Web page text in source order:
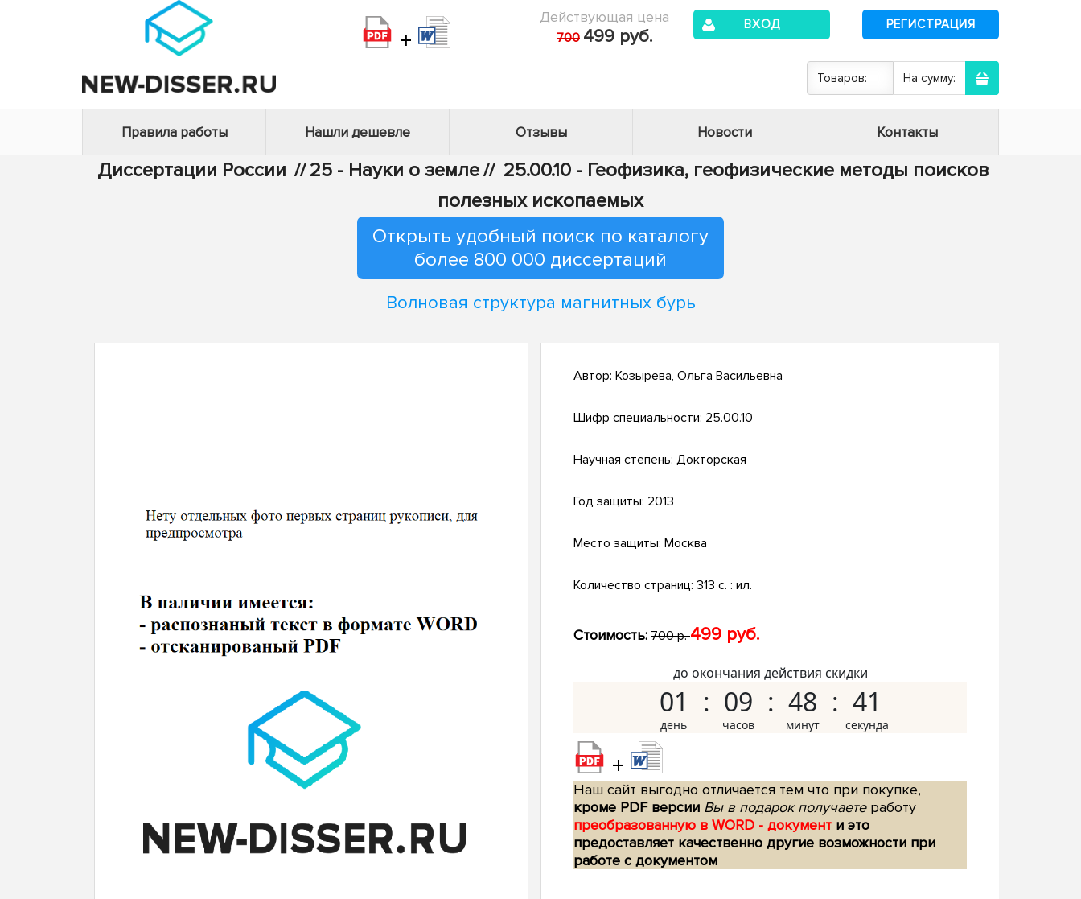
+
Действующая цена
700 499 руб.
ВХОД РЕГИСТРАЦИЯ
Товаров: На сумму:
Правила работы Нашли дешевле Отзывы Новости Контакты
Диссертации России // 25 - Науки о земле// 25.00.10 - Геофизика, геофизические методы поисков
полезных ископаемых
Открыть удобный поиск по каталогу
более 800 000 диссертаций
Волновая структура магнитных бурь
Автор: Козырева, Ольга Васильевна
Шифр специальности: 25.00.10
Научная степень: Докторская
Год защиты: 2013
Место защиты: Москва
Количество страниц: 313 с. : ил.
Стоимость: 700 р.499 руб.
до окончания действия скидки
01 09 48 40
+
Наш сайт выгодно отличается тем что при покупке,
кроме PDF версии Вы в подарок получаетеработу
преобразованную в WORD - документ и это
предоставляет качественно другие возможности при
работе с документом